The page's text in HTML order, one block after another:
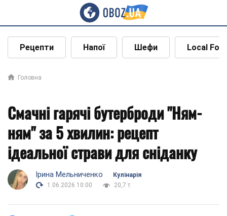
Рецепти Напої Шефи Local
Головна
Смачні гарячі бутерброди "Ням-
ням" за 5 хвилин: рецепт
ідеальної страви для сніданку
Ірина Мельниченко
Кулінарія
1.06.2026 10:00
20,7 т.